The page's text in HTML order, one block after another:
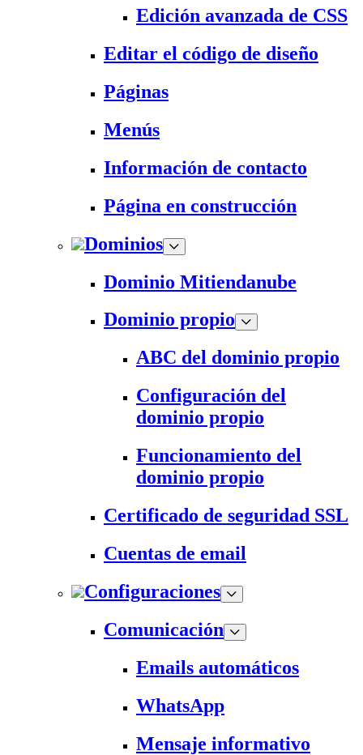
Edición avanzada de CSS
Editar el código de diseño
Páginas
Menús
Información de contacto
Página en construcción
Dominios
Dominio Mitiendanube
Dominio propio
ABC del dominio propio
Configuración del
dominio propio
Funcionamiento del
dominio propio
Certificado de seguridad SSL
Cuentas de email
Configuraciones
Comunicación
Emails automáticos
WhatsApp
Mensaje informativo